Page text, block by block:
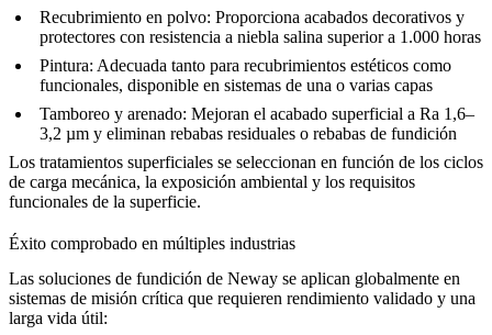
Recubrimiento en polvo: Proporciona acabados decorativos y
protectores con resistencia a niebla salina superior a 1.000 horas
Pintura: Adecuada tanto para recubrimientos estéticos como
funcionales, disponible en sistemas de una o varias capas
Tamboreo y arenado: Mejoran el acabado superficial a Ra 1,6–
3,2 µm y eliminan rebabas residuales o rebabas de fundición
Los tratamientos superficiales se seleccionan en función de los ciclos
de carga mecánica, la exposición ambiental y los requisitos
funcionales de la superficie.
Éxito comprobado en múltiples industrias
Las soluciones de fundición de Neway se aplican globalmente en
sistemas de misión crítica que requieren rendimiento validado y una
larga vida útil: